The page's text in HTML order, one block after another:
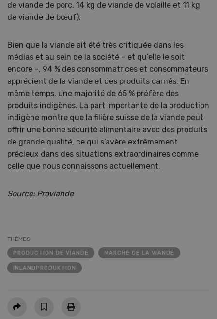
de viande de porc, 14 kg de viande de volaille et 11 kg
de viande de bœuf).
Bien que la viande ait été très critiquée dans les
médias et au sein de la société – et qu’elle le soit
encore –, 94 % des consommatrices et consommateurs
apprécient de la viande et des produits carnés. En
même temps, une majorité de 65 % préfère des
produits indigènes. La part importante de la production
indigène montre que la filière suisse de la viande peut
offrir une bonne sécurité alimentaire avec des produits
de grande qualité, ce qui s’avère extrêmement
précieux dans des situations extraordinaires comme
celle que nous connaissons actuellement.
Source: Proviande
THÈMES
PRODUCTION DE VIANDE MARCHÉ DE LA VIANDE
INLANDPRODUKTION
Partager